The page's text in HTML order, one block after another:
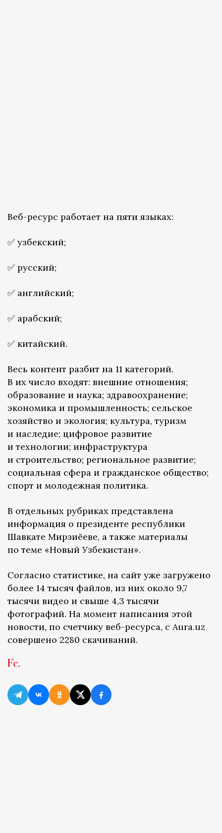
Веб-ресурс работает на пяти языках:
✅ узбекский;
✅ русский;
✅ английский;
✅ арабский;
✅ китайский.
Весь контент разбит на 11 категорий.
В их число входят: внешние отношения;
образование и наука; здравоохранение;
экономика и промышленность; сельское
хозяйство и экология; культура, туризм
и наследие; цифровое развитие
и технологии; инфраструктура
и строительство; региональное развитие;
социальная сфера и гражданское общество;
спорт и молодежная политика.
В отдельных рубриках представлена
информация о президенте республики
Шавкате Мирзиёеве, а также материалы
по теме «Новый Узбекистан».
Согласно статистике, на сайт уже загружено
более 14 тысяч файлов, из них около 9,7
тысячи видео и свыше 4,3 тысячи
фотографий. На момент написания этой
новости, по счетчику веб-ресурса, с Aura.uz
совершено 2280 скачиваний.